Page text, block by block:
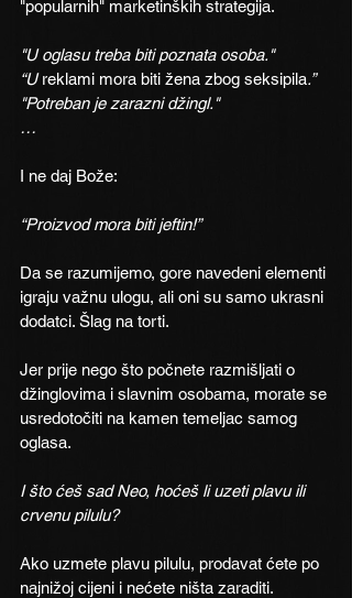
"popularnih" marketinških strategija.
"U oglasu treba biti poznata osoba."
“U reklami mora biti žena zbog seksipila.”
"Potreban je zarazni džingl."
…
I ne daj Bože:
“Proizvod mora biti jeftin!”
Da se razumijemo, gore navedeni elementi
igraju važnu ulogu, ali oni su samo ukrasni
dodatci. Šlag na torti.
Jer prije nego što počnete razmišljati o
džinglovima i slavnim osobama, morate se
usredotočiti na kamen temeljac samog
oglasa.
I što ćeš sad Neo, hoćeš li uzeti plavu ili
crvenu pilulu?
Ako uzmete plavu pilulu, prodavat ćete po
najnižoj cijeni i nećete ništa zaraditi.